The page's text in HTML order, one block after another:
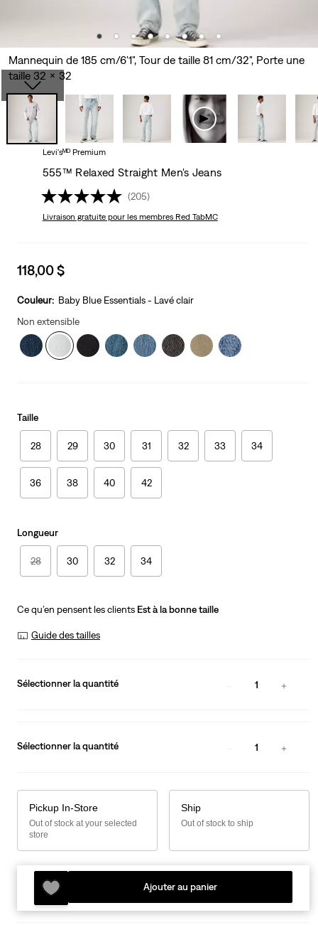
Mannequin de 185 cm/6'1", Tour de taille 81 cm/32", Porte une
taille 32 x 32
Levi'sᴹᴰ Premium
555™ Relaxed Straight Men's Jeans
(205)
Livraison gratuitepour les membres Red TabMC
Sale
is
118,00 $
Couleur: Baby Blue Essentials - Lavé clair
Non extensible
Taille
28 29 30 31 32 33 34
36 38 40 42
Longueur
28 30 32 34
Ce qu’en pensent les clients Est à la bonne taille
Guide des tailles
Sélectionner la quantité 1
Sélectionner la quantité 1
Pickup In-Store
Out of stock at your selected
store
Ship
Out of stock to ship
Ajouter au panier